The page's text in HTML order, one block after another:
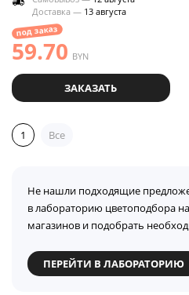
Доставка — 13 августа
под заказ
59.70 BYN
ЗАКАЗАТЬ
1 Все
Не нашли подходящие
в лабораторию цветоподбора
магазинов и подобрать
ПЕРЕЙТИ В ЛАБОРАТОРИЮ